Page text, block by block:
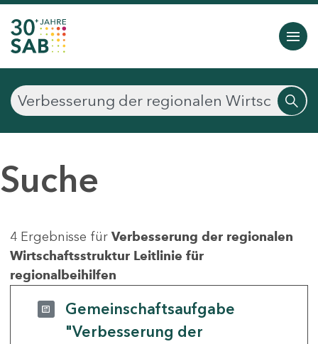
Suche
4 Ergebnisse für Verbesserung der regionalen
Wirtschaftsstruktur Leitlinie für
regionalbeihilfen
Gemeinschaftsaufgabe
"Verbesserung der